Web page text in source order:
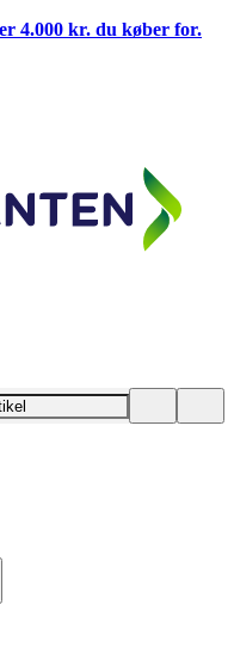
4.000 kr. du køber for.